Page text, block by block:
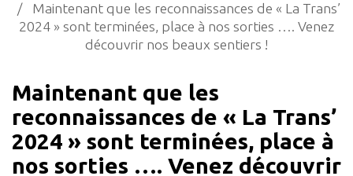
Maintenant que les reconnaissances de « La Trans’
2024 » sont terminées, place à nos sorties …. Venez
découvrir nos beaux sentiers !
Maintenant que les
reconnaissances de « La Trans’
2024 » sont terminées, place à
nos sorties …. Venez découvrir